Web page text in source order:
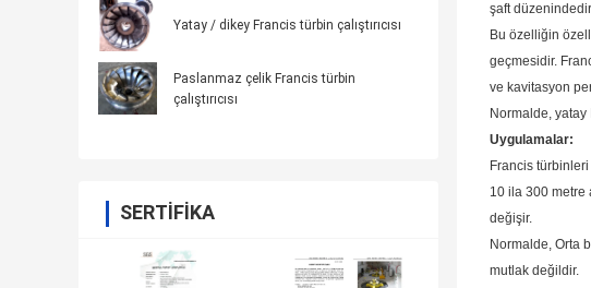
Yatay / dikey Francis türbin çalıştırıcısı
Paslanmaz çelik Francis türbin
çalıştırıcısı
SERTIFIKA
şaft
Bu özelliğin
geçmesidir.
ve kavitasyon
Normalde, yatay
Uygulamalar:
Francis
10 ila 300 metre
değişir.
Normalde, Orta
mutlak değildir.